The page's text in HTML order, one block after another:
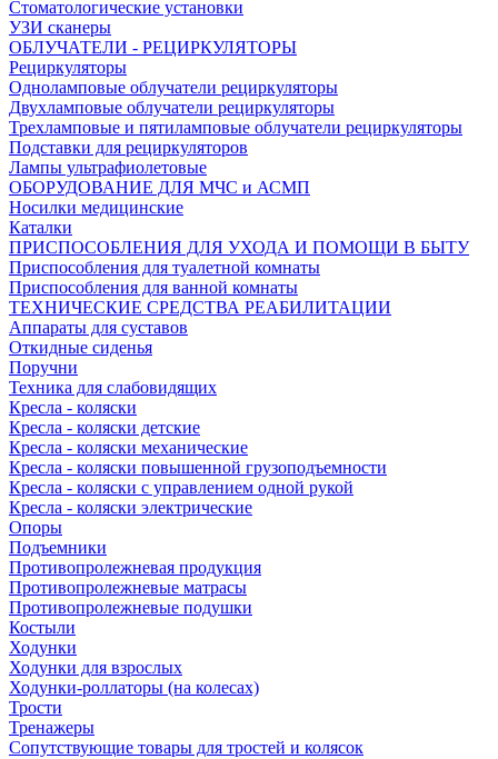
Стоматологические установки
УЗИ сканеры
ОБЛУЧАТЕЛИ - РЕЦИРКУЛЯТОРЫ
Рециркуляторы
Одноламповые облучатели рециркуляторы
Двухламповые облучатели рециркуляторы
Трехламповые и пятиламповые облучатели рециркуляторы
Подставки для рециркуляторов
Лампы ультрафиолетовые
ОБОРУДОВАНИЕ ДЛЯ МЧС и АСМП
Носилки медицинские
Каталки
ПРИСПОСОБЛЕНИЯ ДЛЯ УХОДА И ПОМОЩИ В БЫТУ
Приспособления для туалетной комнаты
Приспособления для ванной комнаты
ТЕХНИЧЕСКИЕ СРЕДСТВА РЕАБИЛИТАЦИИ
Аппараты для суставов
Откидные сиденья
Поручни
Техника для слабовидящих
Кресла - коляски
Кресла - коляски детские
Кресла - коляски механические
Кресла - коляски повышенной грузоподъемности
Кресла - коляски с управлением одной рукой
Кресла - коляски электрические
Опоры
Подъемники
Противопролежневая продукция
Противопролежневые матрасы
Противопролежневые подушки
Костыли
Ходунки
Ходунки для взрослых
Ходунки-роллаторы (на колесах)
Трости
Тренажеры
Сопутствующие товары для тростей и колясок